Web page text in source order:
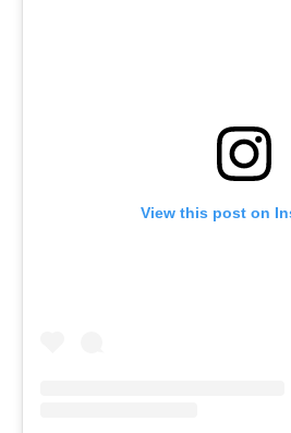
View this post on